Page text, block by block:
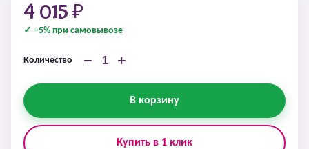
4 015 ₽
✓ −5% при самовывозе
Количество − +
В корзину
Купить в 1 клик